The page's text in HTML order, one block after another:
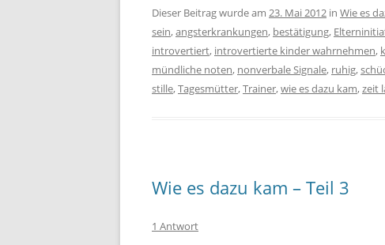
Dieser Beitrag wurde am 23. Mai 2012 in Wie es
sein,angsterkrankungen, bestätigung,
introvertiert, introvertierte kinder wahrnehmen,
mündliche noten, nonverbale Signale, ruhig,
stille,Tagesmütter,Trainer,wie es dazu kam,zeit
Wie es dazu kam – Teil 3
1 Antwort